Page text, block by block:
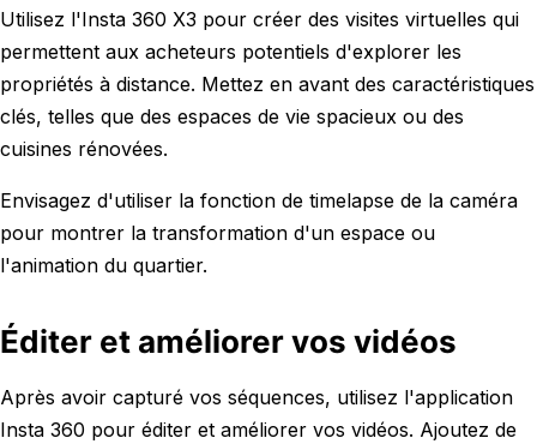
Utilisez l'Insta 360 X3 pour créer des visites virtuelles qui
permettent aux acheteurs potentiels d'explorer les
propriétés à distance. Mettez en avant des caractéristiques
clés, telles que des espaces de vie spacieux ou des
cuisines rénovées.
Envisagez d'utiliser la fonction de timelapse de la caméra
pour montrer la transformation d'un espace ou
l'animation du quartier.
Éditer et améliorer vos vidéos
Après avoir capturé vos séquences, utilisez l'application
Insta 360 pour éditer et améliorer vos vidéos. Ajoutez de